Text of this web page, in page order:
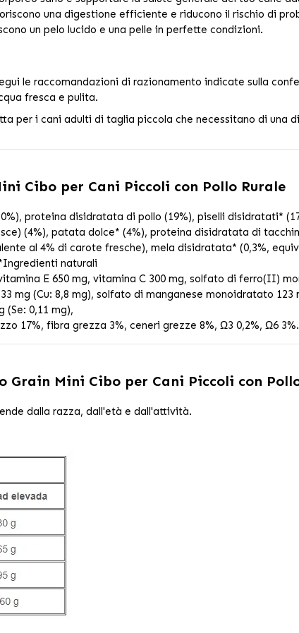
una digestione efficiente e riducono il rischio di
un pelo lucido e una pelle in perfette condizioni.
le raccomandazioni di razionamento indicate sulla
fresca e pulita.
per i cani adulti di taglia piccola che necessitano di una
Cibo per Cani Piccoli con Pollo Rurale
proteina disidratata di pollo (19%), piselli disidratati*
(4%), patata dolce* (4%), proteina disidratata di
al 4% di carote fresche), mela disidratata* (0,3%,
naturali
E 650 mg, vitamina C 300 mg, solfato di ferro(II)
mg (Cu: 8,8 mg), solfato di manganese monoidratato 123
(Se: 0,11 mg),
17%, fibra grezza 3%, ceneri grezze 8%, Ω3 0,2%, Ω6 3%.
Grain Mini Cibo per Cani Piccoli con
dalla razza, dall'età e dall'attività.